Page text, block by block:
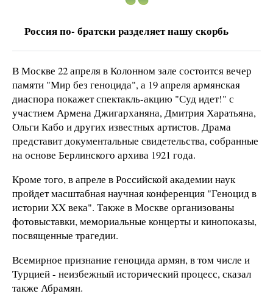
Россия по- братски разделяет нашу скорбь
В Москве 22 апреля в Колонном зале состоится вечер
памяти "Мир без геноцида", а 19 апреля армянская
диаспора покажет спектакль-акцию "Суд идет!" с
участием Армена Джигарханяна, Дмитрия Харатьяна,
Ольги Кабо и других известных артистов. Драма
представит документальные свидетельства, собранные
на основе Берлинского архива 1921 года.
Кроме того, в апреле в Российской академии наук
пройдет масштабная научная конференция "Геноцид в
истории XX века". Также в Москве организованы
фотовыставки, мемориальные концерты и кинопоказы,
посвященные трагедии.
Всемирное признание геноцида армян, в том числе и
Турцией - неизбежный исторический процесс, сказал
также Абрамян.